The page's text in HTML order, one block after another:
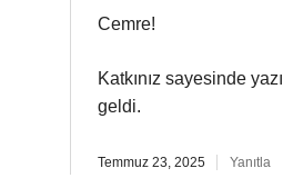
Cemre!
Katkınız sayesinde yazı
geldi.
Temmuz 23, 2025 Yanıtla